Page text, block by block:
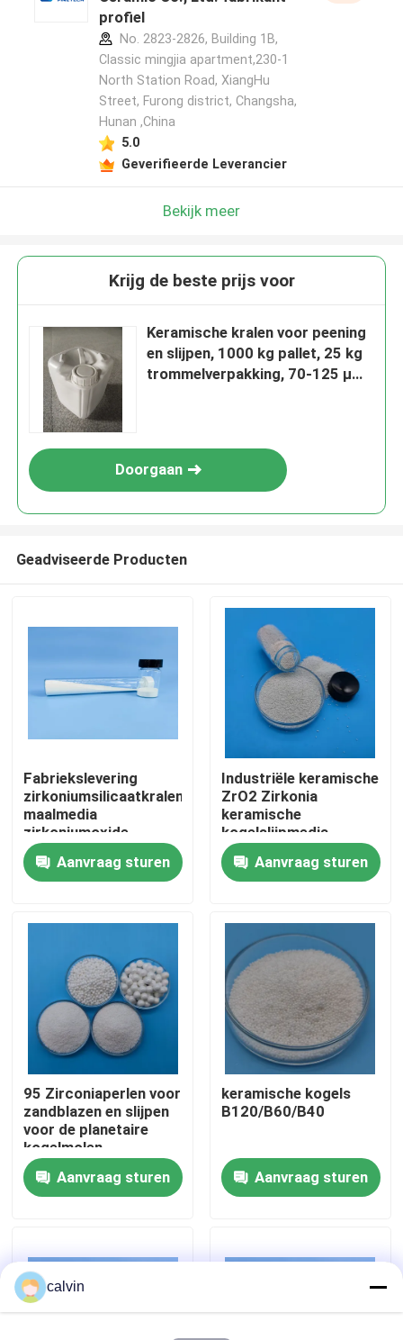
Thuis
Producten
Fabrieksreis
Kwaliteitscontrole
Contacteer ons
Vraag een offerte aan
Het ceramische Parel Vernietigen
profiel
No. 2823-2826, Building 1B,
Classic mingjia apartment,230-1
North Station Road, XiangHu
Street, Furong district, Changsha,
Hunan ,China
5.0
Geverifieerde Leverancier
Bekijk meer
Krijg de beste prijs voor
Keramische kralen voor peening
en slijpen, 1000 kg pallet, 25 kg
trommelverpakking, 70-125 µm
Doorgaan
Geadviseerde Producten
Fabriekslevering
zirkoniumsilicaatkralen
maalmedia
zirkoniumoxide
keramische ballen
Aanvraag sturen
Industriële keramische
ZrO2 Zirkonia
keramische
kogelslijpmedia
Zirkoniumsilicaatkralen
Aanvraag sturen
95 Zirconiaperlen voor
zandblazen en slijpen
voor de planetaire
kogelmolen
Aanvraag sturen
keramische kogels
B120/B60/B40
Aanvraag sturen
calvin